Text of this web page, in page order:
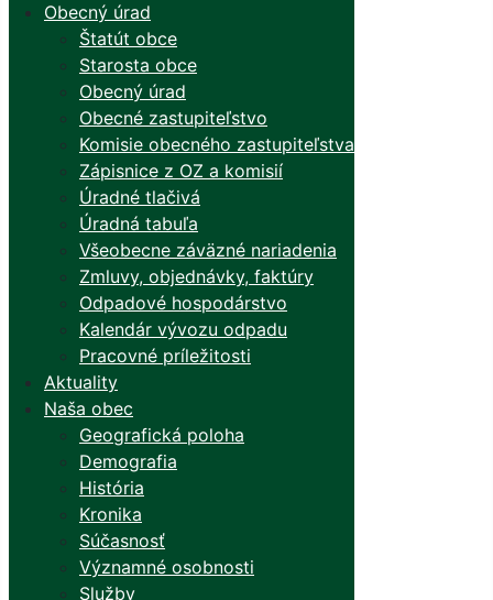
Obecný úrad
Štatút obce
Starosta obce
Obecný úrad
Obecné zastupiteľstvo
Komisie obecného zastupiteľstva
Zápisnice z OZ a komisií
Úradné tlačivá
Úradná tabuľa
Všeobecne záväzné nariadenia
Zmluvy, objednávky, faktúry
Odpadové hospodárstvo
Kalendár vývozu odpadu
Pracovné príležitosti
Aktuality
Naša obec
Geografická poloha
Demografia
História
Kronika
Súčasnosť
Významné osobnosti
Služby